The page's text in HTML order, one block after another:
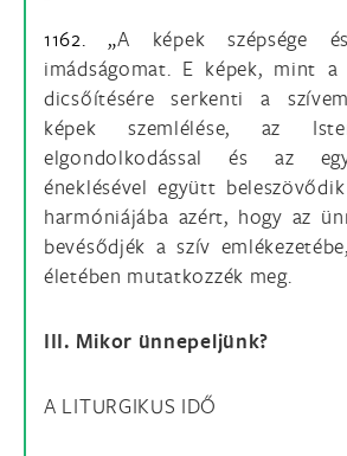
1162. „A képek szépsége
imádságomat. E képek, mint a
dicsőítésére serkenti a
képek szemlélése, az
elgondolkodással és az
éneklésével együtt
harmóniájába azért, hogy az
bevésődjék a szív
életében mutatkozzék meg.
III. Mikor ünnepeljünk?
A LITURGIKUS IDŐ